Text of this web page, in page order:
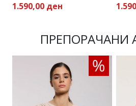
1.590,00 ден
ПРЕПОРАЧАНИ